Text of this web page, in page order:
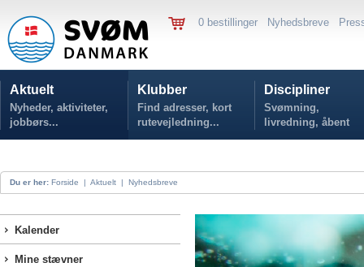
0 bestillinger Nyhedsbreve
Aktuelt
Nyheder, aktiviteter,
jobbørs...
Klubber
Find adresser, kort
rutevejledning...
Discipliner
Svømning,
livredning, åbent
vand...
Du er her: Forside | Aktuelt | Nyhedsbreve
Kalender
Mine stævner